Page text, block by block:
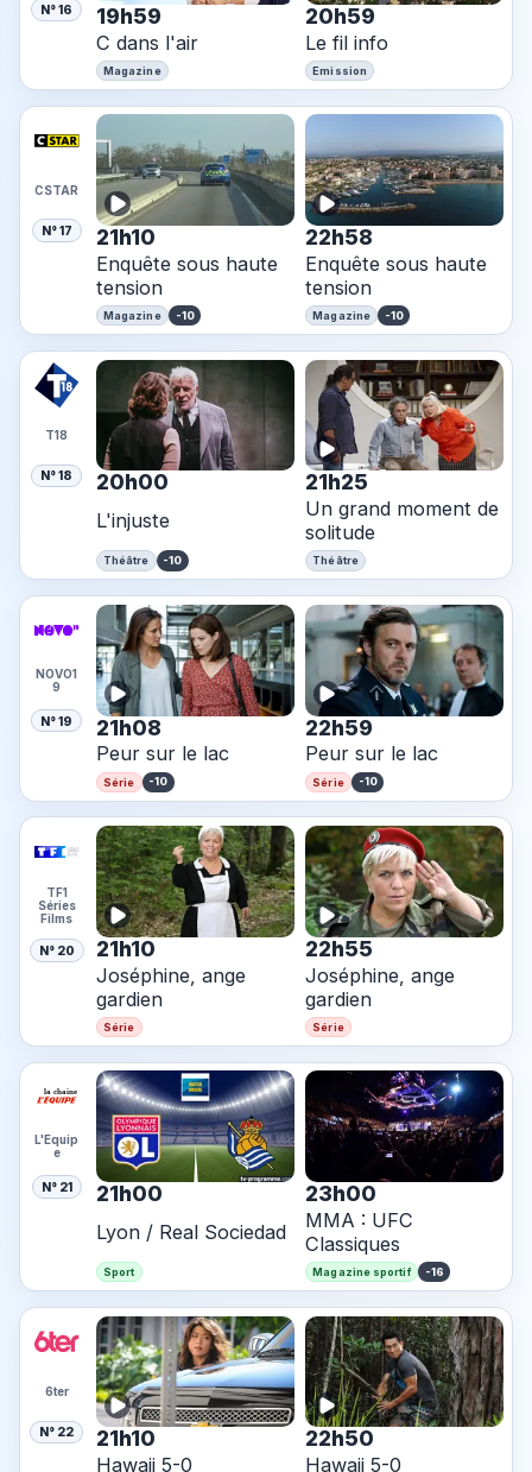
N° 16 19h59
C dans l'air
Magazine
20h59
Le fil info
Emission
CSTAR
N° 17 21h10
Enquête sous haute
tension
Magazine -10
22h58
Enquête sous haute
tension
Magazine -10
T18
N° 18 20h00
L'injuste
Théâtre -10
21h25
Un grand moment de
solitude
Théâtre
NOVO1
9
N° 19 21h08
Peur sur le lac
Série -10
22h59
Peur sur le lac
Série -10
TF1
Séries
Films
N° 20 21h10
Joséphine, ange
gardien
Série
22h55
Joséphine, ange
gardien
Série
L'Equip
e
N° 21 21h00
Lyon / Real Sociedad
Sport
23h00
MMA : UFC
Classiques
Magazine sportif -16
6ter
N° 22 21h10
Hawaii 5-0
22h50
Hawaii 5-0